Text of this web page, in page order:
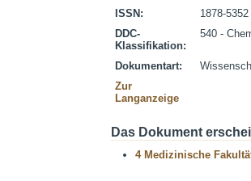
ISSN:
1878-5352
DDC-
Klassifikation:
540 -
Dokumentart:
Zur
Langanzeige
Das Dokument
4 Medizinische